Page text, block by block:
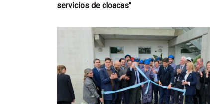
servicios de cloacas"